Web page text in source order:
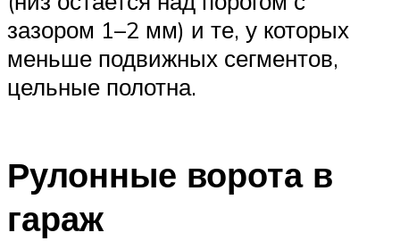
зазором 1–2 мм) и те, у которых
меньше подвижных сегментов,
цельные полотна.
Рулонные ворота в
гараж